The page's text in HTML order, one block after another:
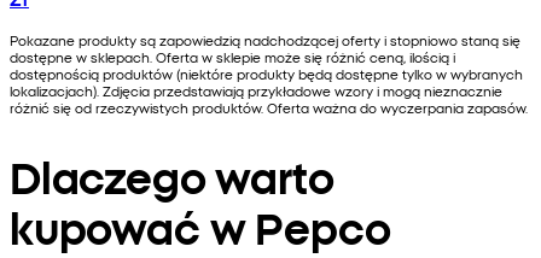
Pokazane produkty są zapowiedzią nadchodzącej oferty i stopniowo staną się
dostępne w sklepach. Oferta w sklepie może się różnić ceną, ilością i
dostępnością produktów (niektóre produkty będą dostępne tylko w wybranych
lokalizacjach). Zdjęcia przedstawiają przykładowe wzory i mogą nieznacznie
różnić się od rzeczywistych produktów. Oferta ważna do wyczerpania zapasów.
Dlaczego warto
kupować w Pepco